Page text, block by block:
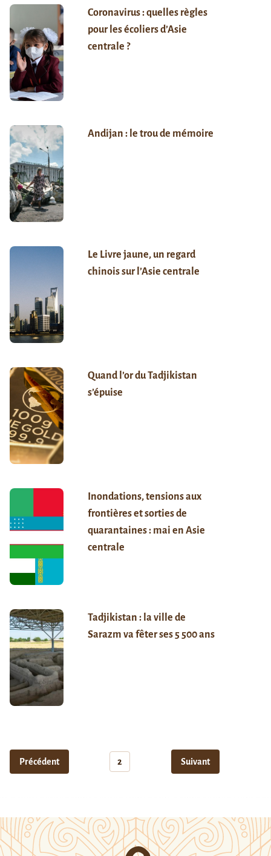
Coronavirus : quelles règles
pour les écoliers d’Asie
centrale ?
Andijan : le trou de mémoire
Le Livre jaune, un regard
chinois sur l’Asie centrale
Quand l’or du Tadjikistan
s’épuise
Inondations, tensions aux
frontières et sorties de
quarantaines : mai en Asie
centrale
Tadjikistan : la ville de
Sarazm va fêter ses 5 500 ans
Précédent 2 Suivant